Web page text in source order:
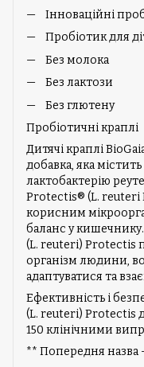
Інноваційні
Пробіотик для
Без молока
Без лактози
Без глютену
Пробіотичні краплі
Дитячі краплі
добавка, яка
лактобактерію
Protectis® (L. reuteri
корисним
баланс у кишечнику.
(L. reuteri) Protectis
організм людини,
адаптуватися та
Ефективність і
(L. reuteri) Protectis
150 клінічними
** Попередня назва